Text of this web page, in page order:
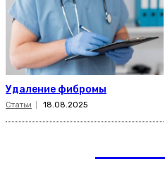
Удаление фибромы
Статьи 18.08.2025